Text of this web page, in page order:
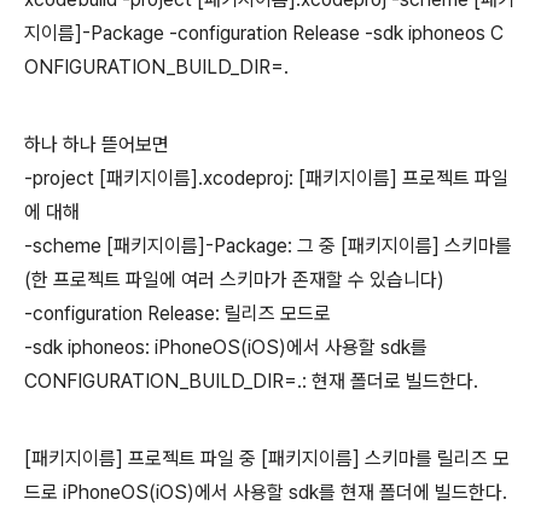
지이름]-Package -configuration Release -sdk iphoneos C
ONFIGURATION_BUILD_DIR=.
하나 하나 뜯어보면
-project [패키지이름].xcodeproj: [패키지이름] 프로젝트 파일
에 대해
-scheme [패키지이름]-Package: 그 중 [패키지이름] 스키마를
(한 프로젝트 파일에 여러 스키마가 존재할 수 있습니다)
-configuration Release: 릴리즈 모드로
-sdk iphoneos: iPhoneOS(iOS)에서 사용할 sdk를
CONFIGURATION_BUILD_DIR=.: 현재 폴더로 빌드한다.
[패키지이름] 프로젝트 파일 중 [패키지이름] 스키마를 릴리즈 모
드로 iPhoneOS(iOS)에서 사용할 sdk를 현재 폴더에 빌드한다.